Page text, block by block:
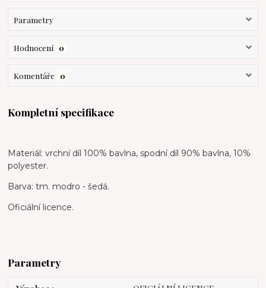
Parametry
Hodnocení 0
Komentáře 0
Kompletní specifikace
Materiál: vrchní díl 100% bavlna, spodní díl 90% bavlna, 10%
polyester.
Barva: tm. modro - šedá.
Oficiální licence.
Parametry